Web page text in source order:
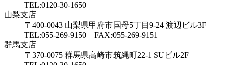
TEL:0120-30-1650
山梨支店
〒400-0043 山梨県甲府市国母5丁目9-24 渡辺ビル3F
TEL:055-269-9150 FAX:055-269-9151
群馬支店
〒370-0075 群馬県高崎市筑縄町22-1 SUビル2F